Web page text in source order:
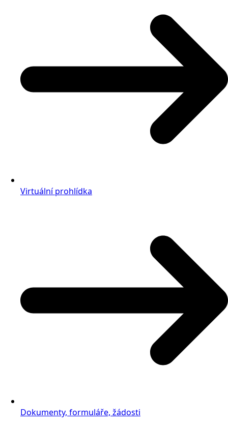
Virtuální prohlídka
Dokumenty, formuláře, žádosti